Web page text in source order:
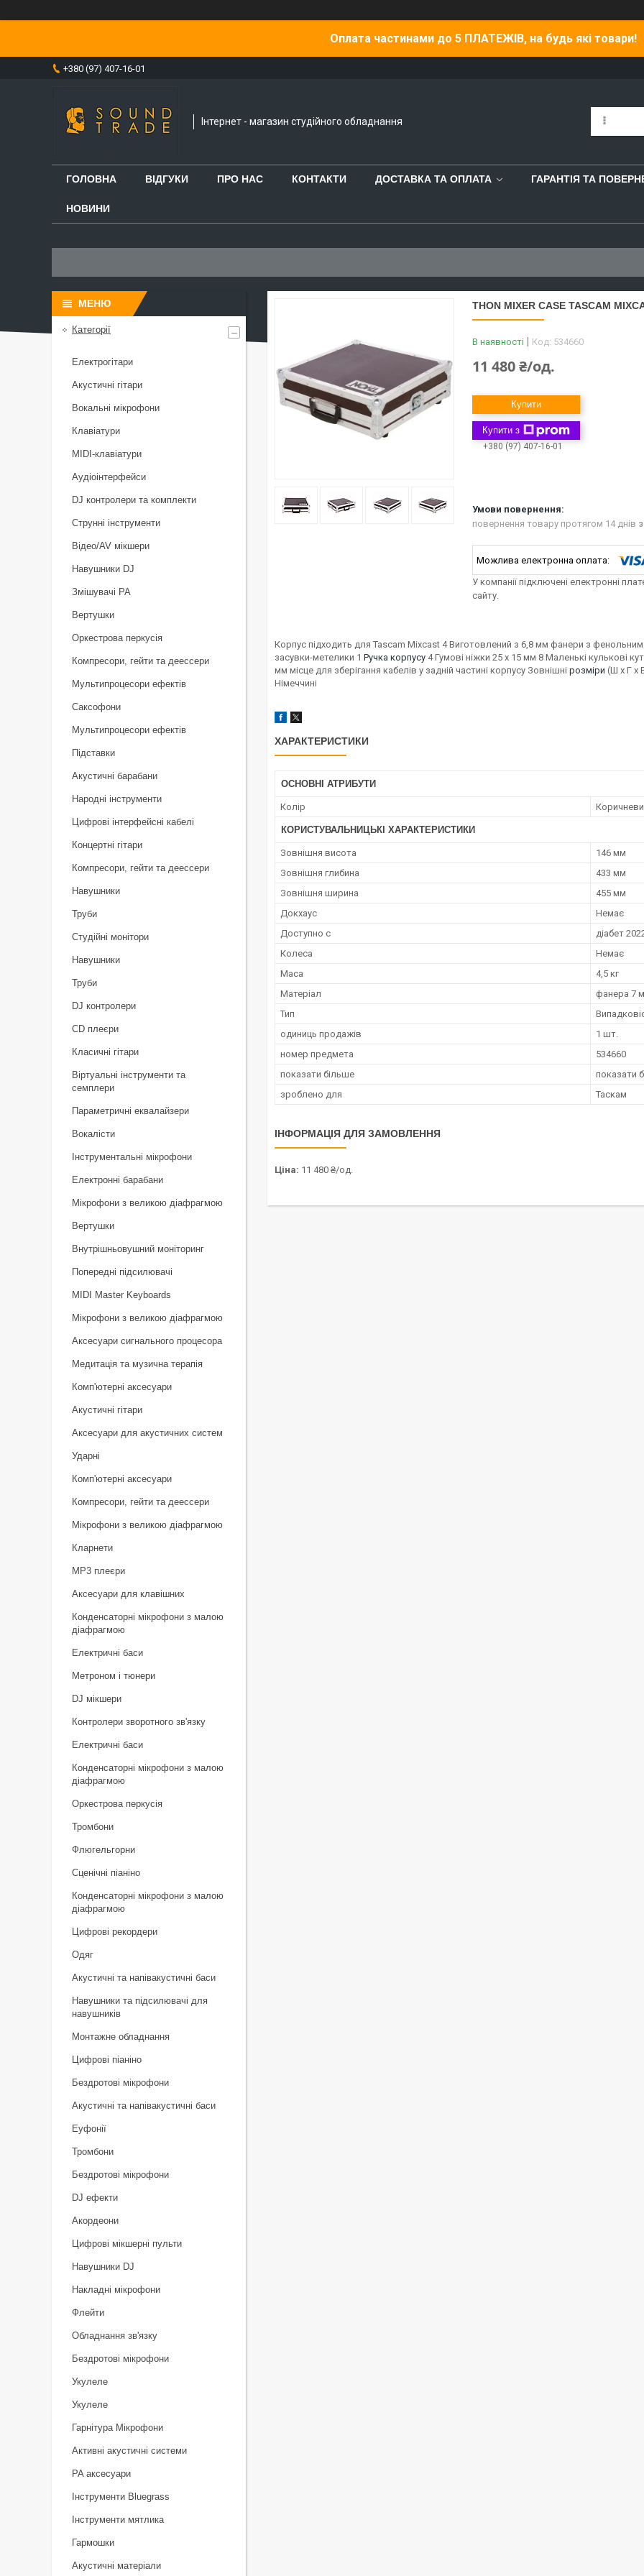
Оплата частинами до 5 ПЛАТЕЖІВ, на будь які товари!
+380 (97) 407-16-01
Інтернет - магазин студійного обладнання
ГОЛОВНА ВІДГУКИ ПРО НАС КОНТАКТИ ДОСТАВКА ТА ОПЛАТА ГАРАНТІЯ ТА
НОВИНИ
THON MIXER CASE TASCAM
В наявності Код: 534660
11 480 ₴/од.
Купити
Купити з
+380 (97) 407-16-01
повернення товару протягом 14 днів
У компанії підключені електронні
сайту.
Корпус підходить для Tascam Mixcast 4 Виготовлений з 6,8 мм фанери з
засувки-метелики 1 Ручка корпусу 4 Гумові ніжки 25 x 15 мм 8 Маленькі кулькові
мм місце для зберігання кабелів у задній частині корпусу Зовнішні розміри (Ш x Г x
Німеччині
ХАРАКТЕРИСТИКИ
ОСНОВНІ АТРИБУТИ
Колір
КОРИСТУВАЛЬНИЦЬКІ ХАРАКТЕРИСТИКИ
Зовнішня висота
146 мм
Зовнішня глибина
433 мм
Зовнішня ширина
455 мм
Докхаус
Немає
Доступно с
діабет
Колеса
Немає
Маса
4,5 кг
Матеріал
фанера 7
Тип
одиниць продажів
1 шт.
номер предмета
534660
показати більше
показати
зроблено для
Таскам
ІНФОРМАЦІЯ ДЛЯ ЗАМОВЛЕННЯ
Ціна: 11 480 ₴/од.
Категорії
Електрогітари
Акустичні гітари
Вокальні мікрофони
Клавіатури
MIDI-клавіатури
Аудіоінтерфейси
DJ контролери та комплекти
Струнні інструменти
Відео/AV мікшери
Навушники DJ
Змішувачі PA
Вертушки
Оркестрова перкусія
Компресори, гейти та деессери
Мультипроцесори ефектів
Саксофони
Мультипроцесори ефектів
Підставки
Акустичні барабани
Народні інструменти
Цифрові інтерфейсні кабелі
Концертні гітари
Компресори, гейти та деессери
Навушники
Труби
Студійні монітори
Навушники
Труби
DJ контролери
CD плеєри
Класичні гітари
Віртуальні інструменти та
семплери
Параметричні еквалайзери
Вокалісти
Інструментальні мікрофони
Електронні барабани
Мікрофони з великою діафрагмою
Вертушки
Внутрішньовушний моніторинг
Попередні підсилювачі
MIDI Master Keyboards
Мікрофони з великою діафрагмою
Аксесуари сигнального процесора
Медитація та музична терапія
Комп'ютерні аксесуари
Акустичні гітари
Аксесуари для акустичних систем
Ударні
Комп'ютерні аксесуари
Компресори, гейти та деессери
Мікрофони з великою діафрагмою
Кларнети
MP3 плеєри
Аксесуари для клавішних
Конденсаторні мікрофони з малою
діафрагмою
Електричні баси
Метроном і тюнери
DJ мікшери
Контролери зворотного зв'язку
Електричні баси
Конденсаторні мікрофони з малою
діафрагмою
Оркестрова перкусія
Тромбони
Флюгельгорни
Сценічні піаніно
Конденсаторні мікрофони з малою
діафрагмою
Цифрові рекордери
Одяг
Акустичні та напівакустичні баси
Навушники та підсилювачі для
навушників
Монтажне обладнання
Цифрові піаніно
Бездротові мікрофони
Акустичні та напівакустичні баси
Еуфонії
Тромбони
Бездротові мікрофони
DJ ефекти
Акордеони
Цифрові мікшерні пульти
Навушники DJ
Накладні мікрофони
Флейти
Обладнання зв'язку
Бездротові мікрофони
Укулеле
Укулеле
Гарнітура Мікрофони
Активні акустичні системи
PA аксесуари
Інструменти Bluegrass
Інструменти мятлика
Гармошки
Акустичні матеріали